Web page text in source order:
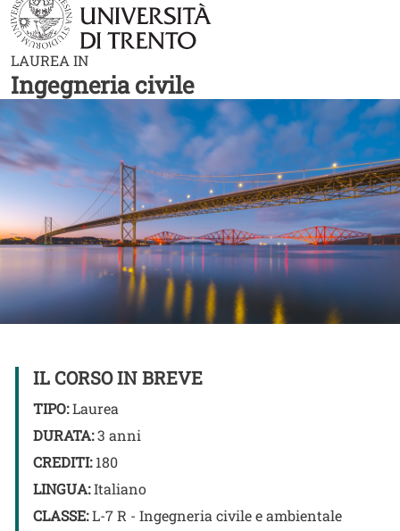
LAUREA IN
Ingegneria civile
IL CORSO IN BREVE
TIPO:Laurea
DURATA:3 anni
CREDITI:180
LINGUA:Italiano
CLASSE:L-7 R - Ingegneria civile e ambientale